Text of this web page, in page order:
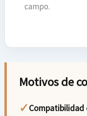
campo.
Motivos de
✓Compatibilidad